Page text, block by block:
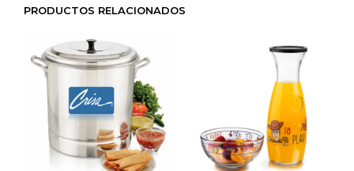
PRODUCTOS RELACIONADOS